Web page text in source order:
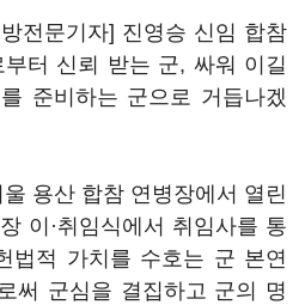
전문기자] 진영승 신임 합참
터 신뢰 받는 군, 싸워 이길
준비하는 군으로 거듭나겠
용산 합참 연병장에서 열린
이·취임식에서 취임사를 통
법적 가치를 수호는 군 본연
써 군심을 결집하고 군의 명